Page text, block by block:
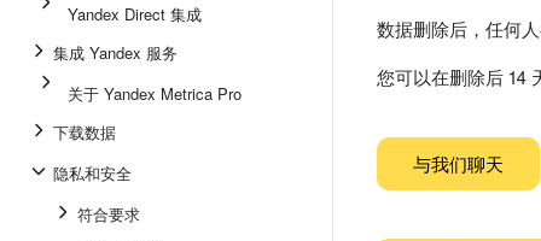
Yandex Direct 集成
集成 Yandex 服务
关于 Yandex Metrica Pro
下载数据
隐私和安全
符合要求
数据删除后，任何
您可以在删除后 14
与我们聊天